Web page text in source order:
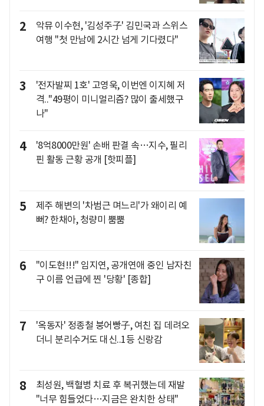
2
악뮤 이수현, '김성주子' 김민국과 스위스
여행 "첫 만남에 2시간 넘게 기다렸다"
3
'전자발찌 1호' 고영욱, 이번엔 이지혜 저
격.."49평이 미니멀리즘? 많이 출세했구
나"
4
'8억8000만원' 손배 판결 속…지수, 필리
핀 활동 근황 공개 [핫피플]
5
제주 해변의 '차범근 며느리'가 왜이리 예
뻐? 한채아, 청량미 뿜뿜
6
"이도현!!!" 임지연, 공개연애 중인 남자친
구 이름 언급에 찐 '당황' [종합]
7
'옥동자' 정종철 붕어빵子, 여친 집 데려오
더니 분리수거도 대신..1등 신랑감
8
최성원, 백혈병 치료 후 복귀했는데 재발
"너무 힘들었다…지금은 완치한 상태"